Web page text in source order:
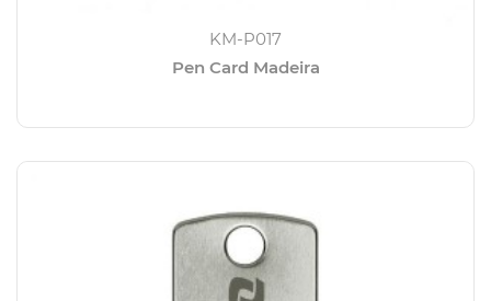
KM-P017
Pen Card Madeira